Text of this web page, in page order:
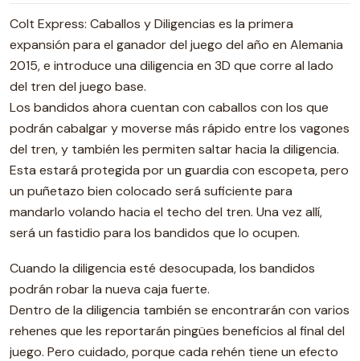
Colt Express: Caballos y Diligencias es la primera
expansión para el ganador del juego del año en Alemania
2015, e introduce una diligencia en 3D que corre al lado
del tren del juego base.
Los bandidos ahora cuentan con caballos con los que
podrán cabalgar y moverse más rápido entre los vagones
del tren, y también les permiten saltar hacia la diligencia.
Esta estará protegida por un guardia con escopeta, pero
un puñetazo bien colocado será suficiente para
mandarlo volando hacia el techo del tren. Una vez allí,
será un fastidio para los bandidos que lo ocupen.
Cuando la diligencia esté desocupada, los bandidos
podrán robar la nueva caja fuerte.
Dentro de la diligencia también se encontrarán con varios
rehenes que les reportarán pingües beneficios al final del
juego. Pero cuidado, porque cada rehén tiene un efecto